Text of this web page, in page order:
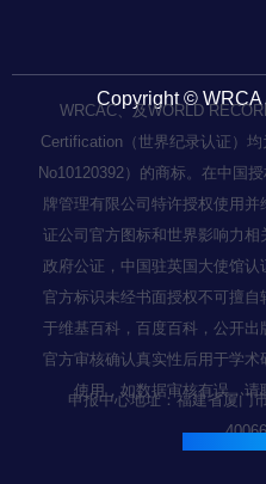
Copyright © WRCA
WRCAC、及WORLD
Certification（世界纪录认证）
No10120392）的商标。在中国
牌管理有限公司特许授权使用
证公司官方图标和世界影响力
政府公证，中国驻英国大使馆
官方标识未经书面授权不可擅
于维基百科，百度百科，公开
官方审核确认真实性后用于学
使用，如数据审核有误，请
申报中心地址：福建省厦门